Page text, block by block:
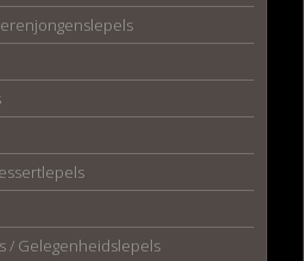
/ Gelegenheidslepels